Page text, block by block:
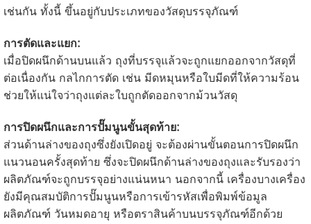
เช่นกัน ทั้งนี้ ขึ้นอยู่กับประเภทของวัสดุบรรจุภัณฑ์
การตัดและแยก:
เมื่อปิดผนึกด้านบนแล้ว ถุงที่บรรจุแล้วจะถูกแยกออกจากวัสดุที่
ต่อเนื่องกัน กลไกการตัด เช่น มีดหมุนหรือใบมีดที่ให้ความร้อน
ช่วยให้แน่ใจว่าถุงแต่ละใบถูกตัดออกจากม้วนวัสดุ
การปิดผนึกและการปั๊มนูนขั้นสุดท้าย:
ส่วนด้านล่างของถุงซึ่งยังเปิดอยู่ จะต้องผ่านขั้นตอนการปิดผนึก
แนวนอนครั้งสุดท้าย ซึ่งจะปิดผนึกด้านล่างของถุงและรับรองว่า
ผลิตภัณฑ์จะถูกบรรจุอย่างแน่นหนา นอกจากนี้ เครื่องบางเครื่อง
ยังมีคุณสมบัติการปั๊มนูนหรือการเข้ารหัสเพื่อพิมพ์ข้อมูล
ผลิตภัณฑ์ วันหมดอายุ หรือตราสินค้าบนบรรจุภัณฑ์อีกด้วย